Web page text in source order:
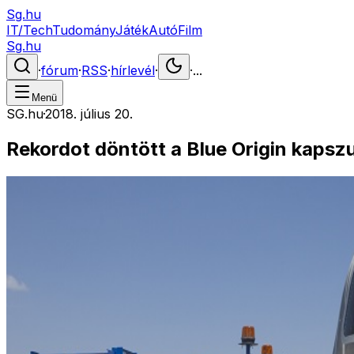
Sg.hu
IT/TechTudományJátékAutóFilm
Sg.hu
·fórum·RSS·hírlevél· ·...
Menü
SG.hu·2018. július 20.
Rekordot döntött a Blue Origin